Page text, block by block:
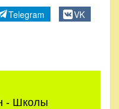
Telegram
VK
- Школы